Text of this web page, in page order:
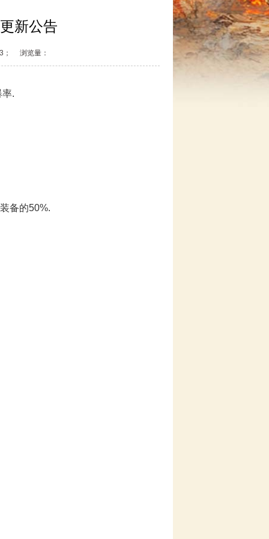
新公告
； 浏览量：
.
备的50%.